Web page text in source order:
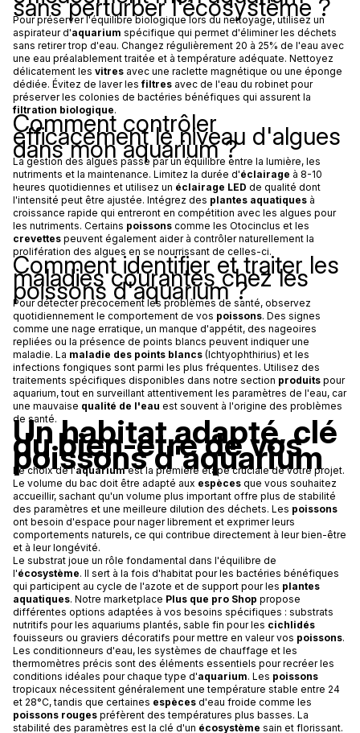
sans perturber l'écosystème ?
Pour préserver l'équilibre biologique lors du nettoyage, utilisez un
aspirateur d'aquarium spécifique qui permet d'éliminer les déchets
sans retirer trop d'eau. Changez régulièrement 20 à 25% de l'eau avec
une eau préalablement traitée et à température adéquate. Nettoyez
délicatement les vitres avec une raclette magnétique ou une éponge
dédiée. Évitez de laver lesfiltres avec de l'eau du robinet pour
préserver les colonies de bactéries bénéfiques qui assurent la
filtration biologique.
Comment contrôler
efficacement le niveau d'algues
dans mon aquarium ?
La gestion des algues passe par un équilibre entre la lumière, les
nutriments et la maintenance. Limitez la durée d'éclairage à 8-10
heures quotidiennes et utilisez un éclairage LED de qualité dont
l'intensité peut être ajustée. Intégrez des plantes aquatiques à
croissance rapide qui entreront en compétition avec les algues pour
les nutriments. Certains poissons comme les Otocinclus et les
crevettes peuvent également aider à contrôler naturellement la
prolifération des algues en se nourrissant de celles-ci.
Comment identifier et traiter les
maladies courantes chez les
poissons d'aquarium ?
Pour détecter précocement les problèmes de santé, observez
quotidiennement le comportement de vos poissons. Des signes
comme une nage erratique, un manque d'appétit, des nageoires
repliées ou la présence de points blancs peuvent indiquer une
maladie. La maladie des points blancs (Ichtyophthirius) et les
infections fongiques sont parmi les plus fréquentes. Utilisez des
traitements spécifiques disponibles dans notre section produits pour
aquarium, tout en surveillant attentivement les paramètres de l'eau, car
une mauvaise qualité de l'eau est souvent à l'origine des problèmes
de santé.
Un habitat adapté, clé
du bien-être de vos
poissons d'aquarium
Le choix de l'aquariumest la première étape cruciale de votre projet.
Le volume du bac doit être adapté aux espèces que vous souhaitez
accueillir, sachant qu'un volume plus important offre plus de stabilité
des paramètres et une meilleure dilution des déchets. Les poissons
ont besoin d'espace pour nager librement et exprimer leurs
comportements naturels, ce qui contribue directement à leur bien-être
et à leur longévité.
Le substrat joue un rôle fondamental dans l'équilibre de
l'écosystème. Il sert à la fois d'habitat pour les bactéries bénéfiques
qui participent au cycle de l'azote et de support pour les plantes
aquatiques. Notre marketplace Plus que pro Shop propose
différentes options adaptées à vos besoins spécifiques : substrats
nutritifs pour les aquariums plantés, sable fin pour les cichlidés
fouisseurs ou graviers décoratifs pour mettre en valeur vos poissons.
Les conditionneurs d'eau, les systèmes de chauffage et les
thermomètres précis sont des éléments essentiels pour recréer les
conditions idéales pour chaque type d'aquarium. Les poissons
tropicaux nécessitent généralement une température stable entre 24
et 28°C, tandis que certaines espèces d'eau froide comme les
poissons rouges préfèrent des températures plus basses. La
stabilité des paramètres est la clé d'un écosystème sain et florissant.